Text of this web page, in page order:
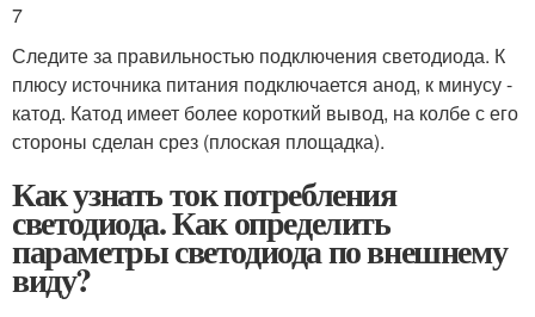
7
Следите за правильностью подключения светодиода. К
плюсу источника питания подключается анод, к минусу -
катод. Катод имеет более короткий вывод, на колбе с его
стороны сделан срез (плоская площадка).
Как узнать ток потребления
светодиода. Как определить
параметры светодиода по внешнему
виду?